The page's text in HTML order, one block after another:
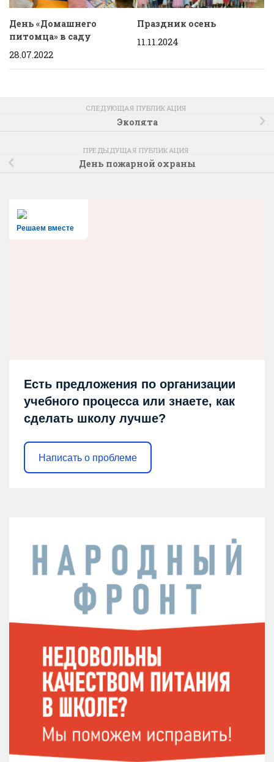
День «Домашнего
питомца» в саду
28.07.2022
Праздник осень
11.11.2024
СЛЕДУЮЩАЯ ПУБЛИКАЦИЯ
Эколята
ПРЕДЫДУЩАЯ ПУБЛИКАЦИЯ
День пожарной охраны
Решаем вместе
Есть предложения по организации
учебного процесса или знаете, как
сделать школу лучше?
Написать о проблеме